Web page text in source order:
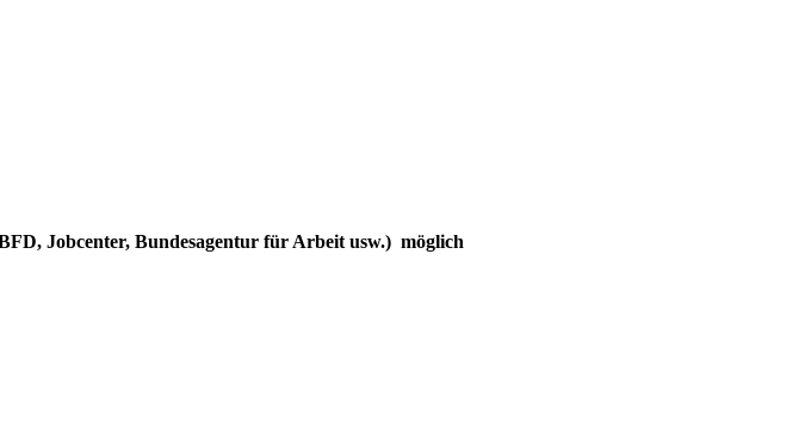
Jobcenter, Bundesagentur für Arbeit usw.) möglich